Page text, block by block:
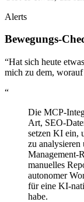
Alerts
Bewegungs-
“Hat sich heute
mich zu dem,
“
Die MCP-
Art, SEO-
setzen KI ein,
zu analysieren
Management-
manuelles
autonomer
für eine KI-
habe.